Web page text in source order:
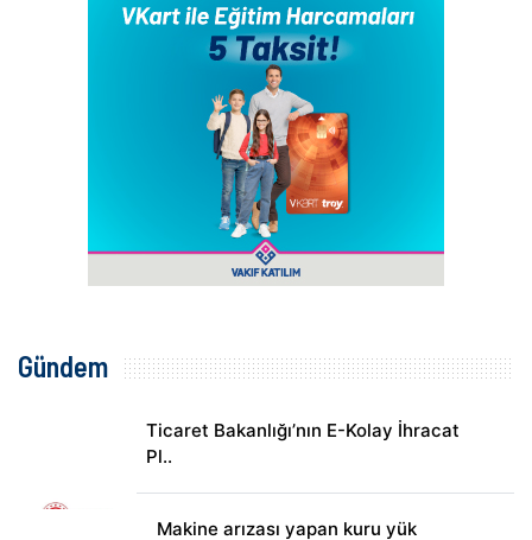
Gündem
Ticaret Bakanlığı’nın E-Kolay İhracat
Pl..
Makine arızası yapan kuru yük